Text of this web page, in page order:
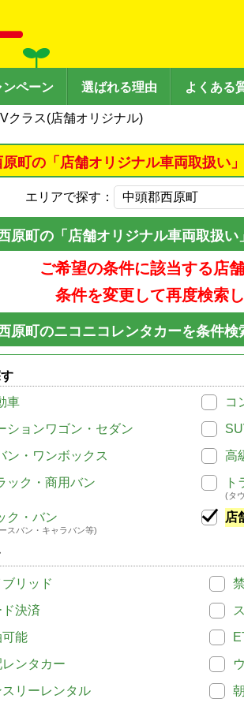
ンペーン 選ばれる理由 よくある
Vクラス(店舗オリジナル)
原町の「店舗オリジナル車両取扱い
エリアで探す：
原町の「店舗オリジナル車両取扱
ご希望の条件に該当する店
条件を変更して再度検索
原町のニコニコレンタカーを条件検
車
コ
ションワゴン・セダン
ン・ワンボックス
高
ック・商用バン
ト
(タ
ク・バン
スバン・キャラバン等)
店
リッド
ド決済
能
ンタカー
スリーレンタル